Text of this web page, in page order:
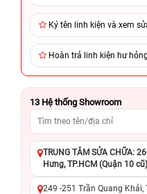
Ký tên linh kiện và xem
Hoàn trả linh kiện hư
13 Hệ thống Showroom
TRUNG TÂM SỬA CHỮA:
Hưng, TP.HCM (Quận 10 cũ)
249 -251 Trần Quang Khải,